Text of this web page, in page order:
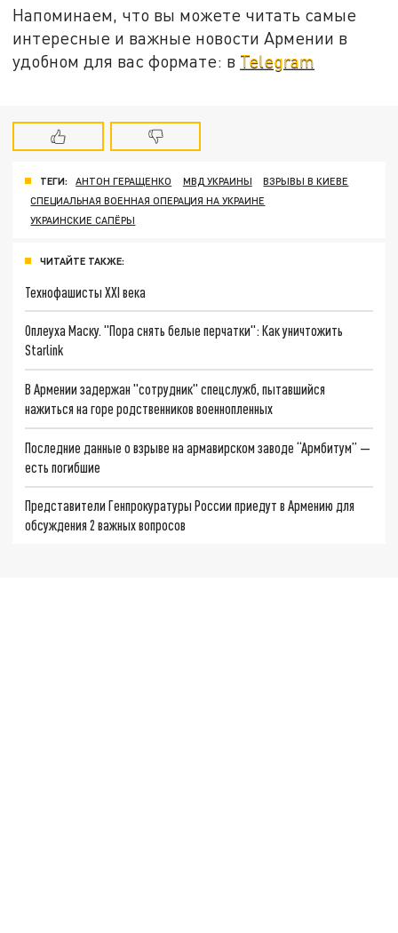
Напоминаем, что вы можете читать самые
интересные и важные новости Армении в
удобном для вас формате: в Telegram
ТЕГИ: АНТОН ГЕРАЩЕНКО МВД УКРАИНЫ
ВЗРЫВЫ В КИЕВЕ
СПЕЦИАЛЬНАЯ ВОЕННАЯ ОПЕРАЦИЯ НА УКРАИНЕ
УКРАИНСКИЕ САПЁРЫ
ЧИТАЙТЕ ТАКЖЕ:
Технофашисты XXI века
Оплеуха Маску. "Пора снять белые перчатки": Как уничтожить
Starlink
В Армении задержан "сотрудник" спецслужб, пытавшийся
нажиться на горе родственников военнопленных
Последние данные о взрыве на армавирском заводе “Армбитум” —
есть погибшие
Представители Генпрокуратуры России приедут в Армению для
обсуждения 2 важных вопросов